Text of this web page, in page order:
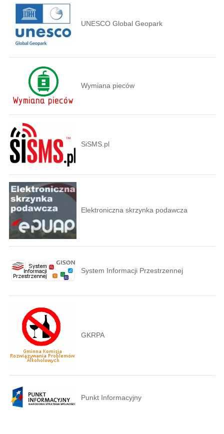
UNESCO Global Geopark
Wymiana pieców
SiSMS.pl
Elektroniczna skrzynka podawcza
System Informacji Przestrzennej
GKRPA
Punkt Informacyjny